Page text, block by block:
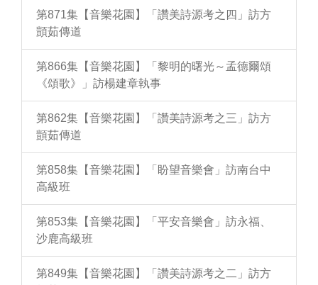
第871集【音樂花園】「讚美詩源考之四」訪方
顗茹傳道
第866集【音樂花園】「黎明的曙光～孟德爾頌
《頌歌》」訪楊建章執事
第862集【音樂花園】「讚美詩源考之三」訪方
顗茹傳道
第858集【音樂花園】「盼望音樂會」訪南台中
高級班
第853集【音樂花園】「平安音樂會」訪永福、
沙鹿高級班
第849集【音樂花園】「讚美詩源考之二」訪方